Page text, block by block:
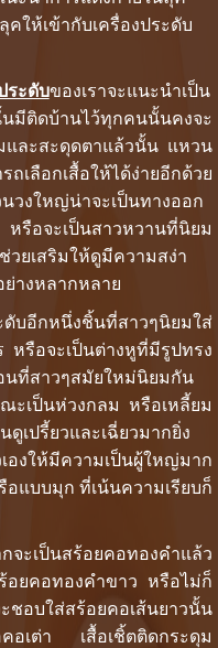
คให้เข้ากับเครื่องประดับ
ระดับของเราจะแนะนำเป็น
ติดบ้านไว้ทุกคนนั้นคงจะ
และสะดุดตาแล้วนั้น แหวน
เลือกเสื้อให้ได้ง่ายอีกด้วย
วงใหญ่น่าจะเป็นทางออก
อจะเป็นสาวหวานที่นิยม
ยเสริมให้ดูมีความสง่า
างหลากหลาย
กหนึ่งชิ้นที่สาวๆนิยมใส่
หรือจะเป็นต่างหูที่มีรูปทรง
ที่สาวๆสมัยใหม่นิยมกัน
ะเป็นห่วงกลม หรือเหลี้ยม
เปรี้ยวและเฉี่ยวมากยิ่ง
งให้มีความเป็นผู้ใหญ่มาก
อแบบมุก ที่เน้นความเรียบก็
ป็นสร้อยคอทองคำแล้ว
อยคอทองคำขาว หรือไม่ก็
อบใส่สร้อยคอเส้นยาวนั้น
คอเต่า เสื้อเชิ้ตติดกระดุม